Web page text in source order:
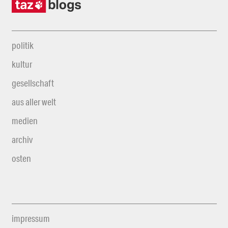
politik
kultur
gesellschaft
aus aller welt
medien
archiv
osten
impressum